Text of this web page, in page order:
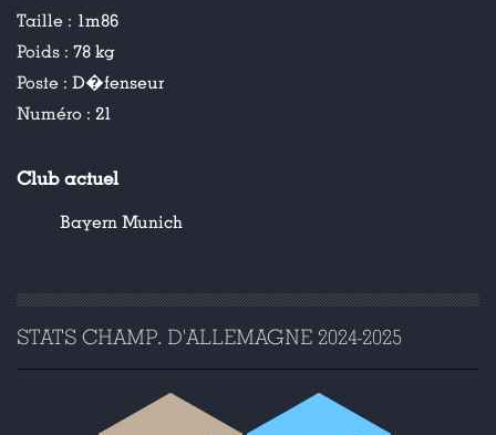
Taille : 1m86
Poids : 78 kg
Poste : D�fenseur
Numéro : 21
Club actuel
Bayern Munich
STATS CHAMP. D'ALLEMAGNE 2024-2025